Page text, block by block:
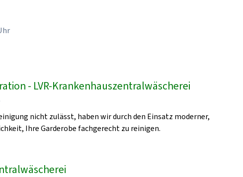
- LVR-Krankenhauszentralwäscherei
nicht zulässt, haben wir durch den Einsatz moderner,
Ihre Garderobe fachgerecht zu reinigen.